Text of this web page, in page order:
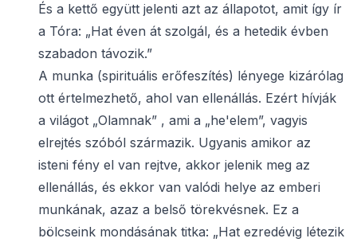
És a kettő együtt jelenti azt az állapotot, amit így ír
a Tóra: „Hat éven át szolgál, és a hetedik évben
szabadon távozik.”
A munka (spirituális erőfeszítés) lényege kizárólag
ott értelmezhető, ahol van ellenállás. Ezért hívják
a világot „Olamnak” , ami a „he'elem”, vagyis
elrejtés szóból származik. Ugyanis amikor az
isteni fény el van rejtve, akkor jelenik meg az
ellenállás, és ekkor van valódi helye az emberi
munkának, azaz a belső törekvésnek. Ez a
bölcseink mondásának titka: „Hat ezredévig létezik